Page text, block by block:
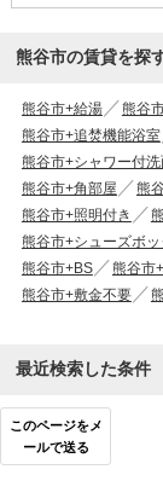
熊谷市の賃貸を探
熊谷市+給湯 熊谷
熊谷市+追焚機能浴室
熊谷市+シャワー付洗
熊谷市+角部屋
熊
熊谷市+照明付き
熊谷市+シューズボッ
熊谷市+BS
熊谷市
熊谷市+敷金不要
最近検索した条件
このページをメ
ールで送る